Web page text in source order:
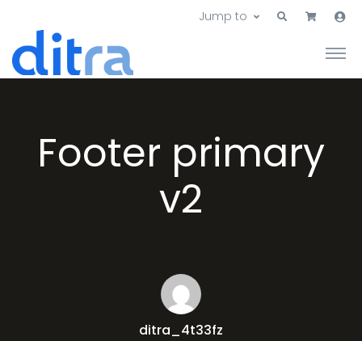
Jump to
Footer primary
v2
ditra_4t33fz